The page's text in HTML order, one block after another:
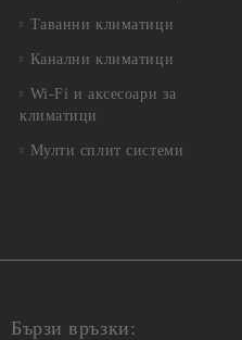
Таванни климатици
Канални климатици
Wi-Fi и аксесоари за
климатици
Мулти сплит системи
Бързи връзки: